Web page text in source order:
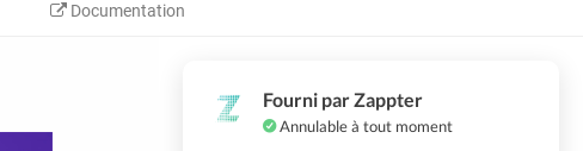
Documentation
Fourni par Zappter
Annulable à tout moment